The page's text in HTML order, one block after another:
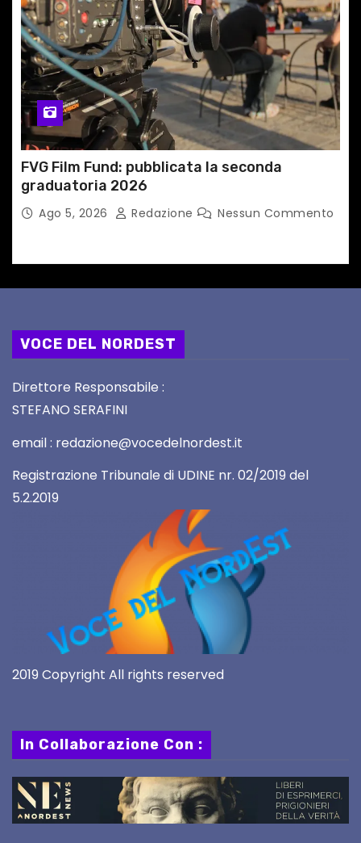
FVG Film Fund: pubblicata la seconda
graduatoria 2026
Ago 5, 2026 Redazione Nessun Commento
VOCE DEL NORDEST
Direttore Responsabile :
STEFANO SERAFINI
email : redazione@vocedelnordest.it
Registrazione Tribunale di UDINE nr. 02/2019 del
5.2.2019
2019 Copyright All rights reserved
In Collaborazione Con :